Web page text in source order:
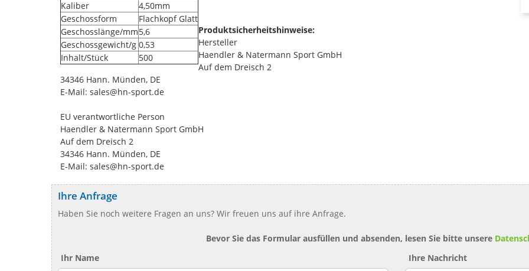
Kaliber
4,50mm
Geschossform
Flachkopf Glatt
Geschosslänge/mm5,6
Geschossgewicht/g 0,53
Inhalt/Stück
500
Produktsicherheitshinweise:
Hersteller
Haendler & Natermann Sport GmbH
Auf dem Dreisch 2
34346 Hann. Münden, DE
E-Mail: sales@hn-sport.de
EU verantwortliche Person
Haendler & Natermann Sport GmbH
Auf dem Dreisch 2
34346 Hann. Münden, DE
E-Mail: sales@hn-sport.de
Ihre Anfrage
Haben Sie noch weitere Fragen an uns? Wir freuen uns auf ihre Anfrage.
Bevor Sie das Formular ausfüllen und absenden, lesen Sie bitte unsere
Ihr Name
Ihre Nachricht